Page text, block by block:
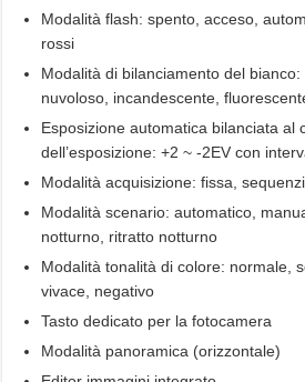
Modalità flash: spento, acceso,
rossi
Modalità di bilanciamento del
nuvoloso, incandescente,
Esposizione automatica bilanciata al
dell’esposizione: +2 ~ -2EV con
Modalità acquisizione: fissa,
Modalità scenario: automatico,
notturno, ritratto notturno
Modalità tonalità di colore: normale,
vivace, negativo
Tasto dedicato per la fotocamera
Modalità panoramica (orizzontale)